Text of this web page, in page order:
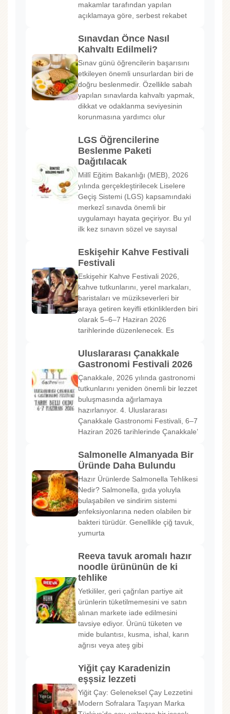
makamlar tarafından yapılan
açıklamaya göre, serbest rekabet
Sınavdan Önce Nasıl
Kahvaltı Edilmeli?
Sınav günü öğrencilerin başarısını
etkileyen önemli unsurlardan biri de
doğru beslenmedir. Özellikle sabah
yapılan sınavlarda kahvaltı yapmak,
dikkat ve odaklanma seviyesinin
korunmasına yardımcı olur
LGS Öğrencilerine
Beslenme Paketi
Dağıtılacak
Millî Eğitim Bakanlığı (MEB), 2026
yılında gerçekleştirilecek Liselere
Geçiş Sistemi (LGS) kapsamındaki
merkezî sınavda önemli bir
uygulamayı hayata geçiriyor. Bu yıl
ilk kez sınavın sözel ve sayısal
Eskişehir Kahve Festivali
Festivali
Eskişehir Kahve Festivali 2026,
kahve tutkunlarını, yerel markaları,
baristaları ve müzikseverleri bir
araya getiren keyifli etkinliklerden biri
olarak 5–6–7 Haziran 2026
tarihlerinde düzenlenecek. Es
Uluslararası Çanakkale
Gastronomi Festivali 2026
Çanakkale, 2026 yılında gastronomi
tutkunlarını yeniden önemli bir lezzet
buluşmasında ağırlamaya
hazırlanıyor. 4. Uluslararası
Çanakkale Gastronomi Festivali, 6–7
Haziran 2026 tarihlerinde Çanakkale’
Salmonelle Almanyada Bir
Üründe Daha Bulundu
Hazır Ürünlerde Salmonella Tehlikesi
Nedir? Salmonella, gıda yoluyla
bulaşabilen ve sindirim sistemi
enfeksiyonlarına neden olabilen bir
bakteri türüdür. Genellikle çiğ tavuk,
yumurta
Reeva tavuk aromalı hazır
noodle ürününün de ki
tehlike
Yetkililer, geri çağrılan partiye ait
ürünlerin tüketilmemesini ve satın
alınan markete iade edilmesini
tavsiye ediyor. Ürünü tüketen ve
mide bulantısı, kusma, ishal, karın
ağrısı veya ateş gibi
Yiğit çay Karadenizin
eşşsiz lezzeti
Yiğit Çay: Geleneksel Çay Lezzetini
Modern Sofralara Taşıyan Marka